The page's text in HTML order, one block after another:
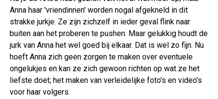
Anna haar 'vriendinnen' worden nogal afgekneld in dit
strakke jurkje. Ze zijn zichzelf in ieder geval flink naar
buiten aan het proberen te pushen. Maar gelukkig houdt de
jurk van Anna het wel goed bij elkaar. Dat is wel zo fijn. Nu
hoeft Anna zich geen zorgen te maken over eventuele
ongelukjes en kan ze zich gewoon richten op wat ze het
liefste doet; het maken van verleidelijke foto's en video's
voor haar volgers.